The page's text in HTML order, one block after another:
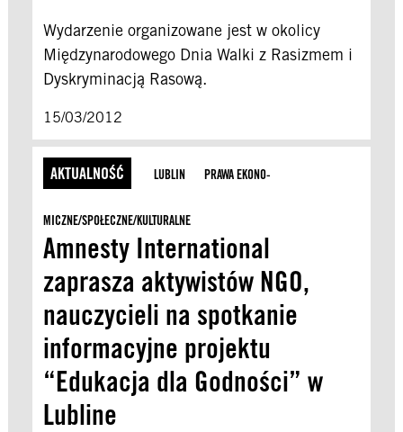
Wydarzenie organizowane jest w okolicy
Międzynarodowego Dnia Walki z Rasizmem i
Dyskryminacją Rasową.
15/03/2012
AKTUALNOŚĆ LUBLIN PRAWA EKONO­
MICZNE/SPOŁECZNE/KULTU­RALNE
Amnesty International
zaprasza aktywistów NGO,
nauczycieli na spotkanie
informacyjne projektu
“Edukacja dla Godności” w
Lubline